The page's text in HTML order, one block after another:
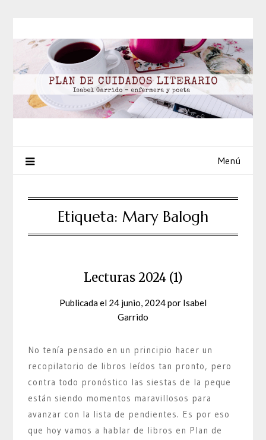
contenido
Menú
Etiqueta: Mary Balogh
Lecturas 2024 (1)
Publicada el 24 junio, 2024por Isabel
Garrido
No tenía pensado en un principio hacer un
recopilatorio de libros leídos tan pronto, pero
contra todo pronóstico las siestas de la peque
están siendo momentos maravillosos para
avanzar con la lista de pendientes. Es por eso
que hoy vamos a hablar de libros en Plan de